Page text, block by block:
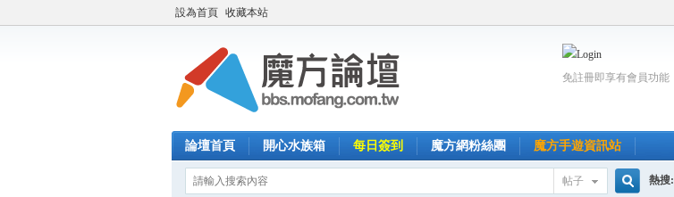
設為首頁 收藏本站
免註冊即享有會員功能
論壇首頁 開心水族箱 每日簽到 魔方網粉絲團 魔方手遊資訊站
帖子 熱搜: